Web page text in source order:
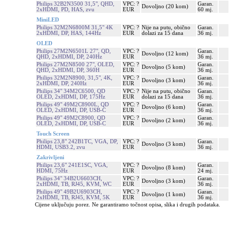
Philips 32B2N3500 31,5", QHD,
2xHDMI, PD, HAS, zvu
VPC: ?
EUR
Dovoljno (20 kom)
Garan.
60 mj.
MiniLED
Philips 32M2N6800M 31,5" 4K
2xHDMI, DP, HAS, 144Hz
VPC: ?
EUR
Nije na putu, obično
dolazi za 15 dana
Garan.
36 mj.
OLED
Philips 27M2N6501L 27", QD,
QHD, 2xHDMI, DP, 240Hz
VPC: ?
EUR
Dovoljno (12 kom)
Garan.
36 mj.
Philips 27M2N8500 27", OLED,
QHD, 2xHDMI, DP, 360H
VPC: ?
EUR
Dovoljno (5 kom)
Garan.
36 mj.
Philips 32M2N8900, 31,5", 4K,
2xHDMI, DP, 240Hz
VPC: ?
EUR
Dovoljno (3 kom)
Garan.
36 mj.
Philips 34" 34M2C6500, QD
OLED, 2xHDMI, DP, 175Hz
VPC: ?
EUR
Nije na putu, obično
dolazi za 15 dana
Garan.
36 mj.
Philips 49" 49M2C8900L, QD
OLED, 2xHDMI, DP, USB-C
VPC: ?
EUR
Dovoljno (6 kom)
Garan.
36 mj.
Philips 49" 49M2C8900, QD
OLED, 2xHDMI, DP, USB-C
VPC: ?
EUR
Dovoljno (2 kom)
Garan.
36 mj.
Touch Screen
Philips 23,8" 242B1TC, VGA, DP,
HDMI, USB3.2, zvu
VPC: ?
EUR
Dovoljno (3 kom)
Garan.
36 mj.
Zakrivljeni
Philips 23,6" 241E1SC, VGA,
HDMI, 75Hz
VPC: ?
EUR
Dovoljno (8 kom)
Garan.
24 mj.
Philips 34" 34B2U6603CH,
2xHDMI, TB, RJ45, KVM, WC
VPC: ?
EUR
Dovoljno (3 kom)
Garan.
36 mj.
Philips 49" 49B2U6903CH,
2xHDMI, TB, RJ45, KVM, 5K
VPC: ?
EUR
Dovoljno (1 kom)
Garan.
36 mj.
Cijene uključuju porez. Ne garantiramo točnost opisa, slika i drugih podataka.